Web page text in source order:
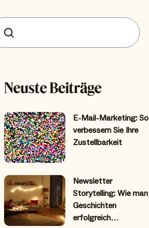
Neuste Beiträge
E-Mail-Marketing: So
verbessern Sie Ihre
Zustellbarkeit
Newsletter
Storytelling: Wie man
Geschichten
erfolgreich…